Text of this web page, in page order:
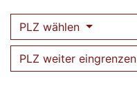
PLZ wählen
PLZ weiter eingrenzen